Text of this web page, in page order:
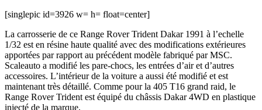
[singlepic id=3926 w= h= float=center]
La carrosserie de ce Range Rover Trident Dakar 1991 à l’echelle
1/32 est en résine haute qualité avec des modifications extérieures
apportées par rapport au précédent modèle fabriqué par MSC.
Scaleauto a modifié les pare-chocs, les entrées d’air et d’autres
accessoires. L’intérieur de la voiture a aussi été modifié et est
maintenant très détaillé. Comme pour la 405 T16 grand raid, le
Range Rover Trident est équipé du châssis Dakar 4WD en plastique
injecté de la marque.